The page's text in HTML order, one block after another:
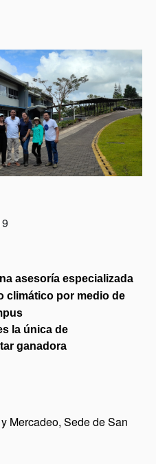
asesoría especializada
climático por medio de
la única de
ganadora
Mercadeo, Sede de San